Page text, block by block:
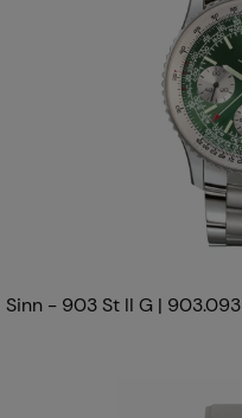
Sinn - 903 St II G | 903.093